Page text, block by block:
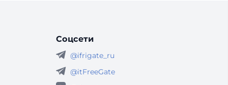
Соцсети
@ifrigate_ru
@itFreeGate